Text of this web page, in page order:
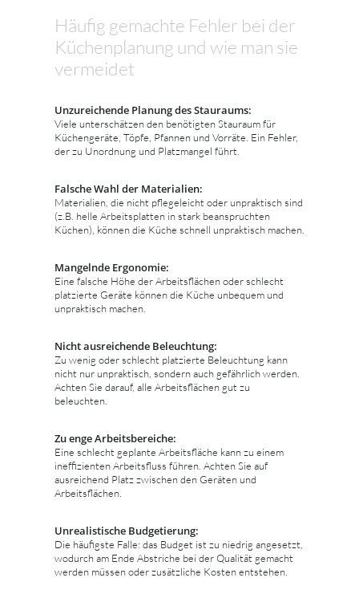
Häufig gemachte Fehler bei der
Küchenplanung und wie man sie
vermeidet
Unzureichende Planung des Stauraums:
Viele unterschätzen den benötigten Stauraum für
Küchengeräte, Töpfe, Pfannen und Vorräte. Ein Fehler,
der zu Unordnung und Platzmangel führt.
Falsche Wahl der Materialien:
Materialien, die nicht pflegeleicht oder unpraktisch sind
(z.B. helle Arbeitsplatten in stark beanspruchten
Küchen), können die Küche schnell unpraktisch machen.
Mangelnde Ergonomie:
Eine falsche Höhe der Arbeitsflächen oder schlecht
platzierte Geräte können die Küche unbequem und
unpraktisch machen.
Nicht ausreichende Beleuchtung:
Zu wenig oder schlecht platzierte Beleuchtung kann
nicht nur unpraktisch, sondern auch gefährlich werden.
Achten Sie darauf, alle Arbeitsflächen gut zu
beleuchten.
Zu enge Arbeitsbereiche:
Eine schlecht geplante Arbeitsfläche kann zu einem
ineffizienten Arbeitsfluss führen. Achten Sie auf
ausreichend Platz zwischen den Geräten und
Arbeitsflächen.
Unrealistische Budgetierung:
Die häufigste Falle: das Budget ist zu niedrig angesetzt,
wodurch am Ende Abstriche bei der Qualität gemacht
werden müssen oder zusätzliche Kosten entstehen.